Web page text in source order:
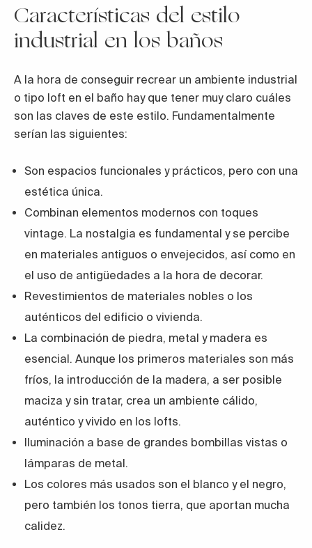
Características del estilo
industrial en los baños
A la hora de conseguir recrear un ambiente industrial
o tipo loft en el baño hay que tener muy claro cuáles
son las claves de este estilo. Fundamentalmente
serían las siguientes:
Son espacios funcionales y prácticos, pero con una
estética única.
Combinan elementos modernos con toques
vintage. La nostalgia es fundamental y se percibe
en materiales antiguos o envejecidos, así como en
el uso de antigüedades a la hora de decorar.
Revestimientos de materiales nobles o los
auténticos del edificio o vivienda.
La combinación de piedra, metal y madera es
esencial. Aunque los primeros materiales son más
fríos, la introducción de la madera, a ser posible
maciza y sin tratar, crea un ambiente cálido,
auténtico y vivido en los lofts.
Iluminación a base de grandes bombillas vistas o
lámparas de metal.
Los colores más usados son el blanco y el negro,
pero también los tonos tierra, que aportan mucha
calidez.